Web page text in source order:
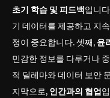
초기 학습 및 피드백입니
기 데이터를 제공하고 지
정이 중요합니다. 셋째, 윤
민감한 정보를 다루거나
적 딜레마와 데이터 보안
지막으로, 인간과의 협업